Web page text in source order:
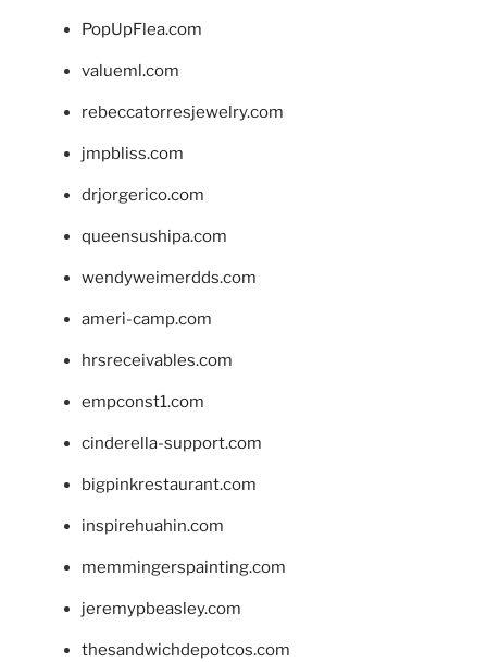
PopUpFlea.com
valueml.com
rebeccatorresjewelry.com
jmpbliss.com
drjorgerico.com
queensushipa.com
wendyweimerdds.com
ameri-camp.com
hrsreceivables.com
empconst1.com
cinderella-support.com
bigpinkrestaurant.com
inspirehuahin.com
memmingerspainting.com
jeremypbeasley.com
thesandwichdepotcos.com